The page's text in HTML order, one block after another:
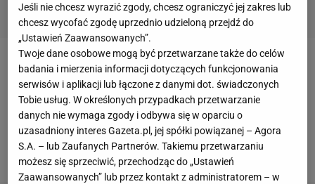
UrazMario Goetzeokazał się na tyle poważny, że
pomocnik Borussii Dortmund nie wróci na boisko w
tym roku. Pierwsze diagnozy sztabu medycznego
BVBsą jasne. 63-krotny reprezentant Niemiec
będzie pauzował sześć tygodni.
Jeśli nie chcesz wyrazić zgody, chcesz ograniczyć jej zakres lub
chcesz wycofać zgodę uprzednio udzieloną przejdź do
„Ustawień Zaawansowanych”.
Twoje dane osobowe mogą być przetwarzane także do celów
badania i mierzenia informacji dotyczących funkcjonowania
serwisów i aplikacji lub łączone z danymi dot. świadczonych
Tobie usług. W określonych przypadkach przetwarzanie
danych nie wymaga zgody i odbywa się w oparciu o
uzasadniony interes Gazeta.pl, jej spółki powiązanej – Agora
S.A. – lub Zaufanych Partnerów. Takiemu przetwarzaniu
możesz się sprzeciwić, przechodząc do „Ustawień
Zaawansowanych” lub przez kontakt z administratorem – w